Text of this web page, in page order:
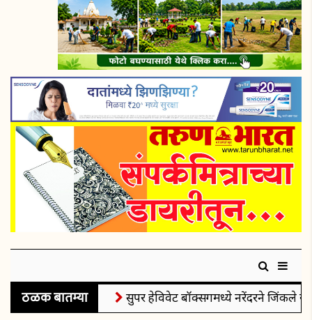
ठळक बातम्या सुपर हेविवेट बॉक्सिंगमध्ये नरेंदरने जिंकले